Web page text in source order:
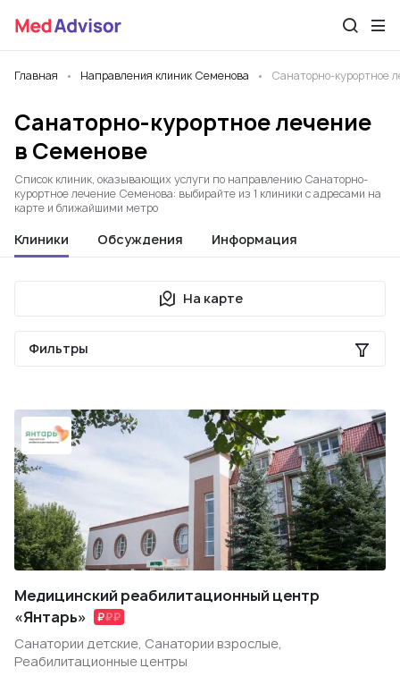
Главная Направления клиник Семенова Санаторно-курортное
Санаторно-курортное лечение
в Семенове
Список клиник, оказывающих услуги по направлению Санаторно-
курортное лечение Семенова: выбирайте из 1 клиники с адресами на
карте и ближайшими метро
Клиники Обсуждения Информация
На карте
Фильтры
Медицинский реабилитационный центр
«Янтарь»
Санатории детские, Санатории взрослые,
Реабилитационные центры